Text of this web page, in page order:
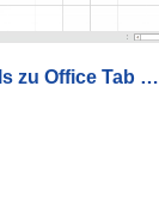
zu Office Tab …